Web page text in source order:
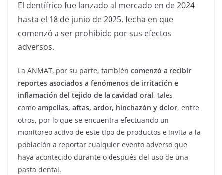
El dentífrico fue lanzado al mercado en de 2024
hasta el 18 de junio de 2025, fecha en que
comenzó a ser prohibido por sus efectos
adversos.
La ANMAT, por su parte, también comenzó a recibir
reportes asociados a fenómenos de irritación e
inflamación del tejido de la cavidad oral, tales
como ampollas, aftas, ardor, hinchazón y dolor, entre
otros, por lo que se encuentra efectuando un
monitoreo activo de este tipo de productos e invita a la
población a reportar cualquier evento adverso que
haya acontecido durante o después del uso de una
pasta dental.